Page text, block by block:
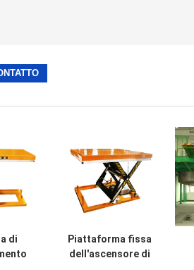
di
Piattaforma fissa
dell'ascensore di